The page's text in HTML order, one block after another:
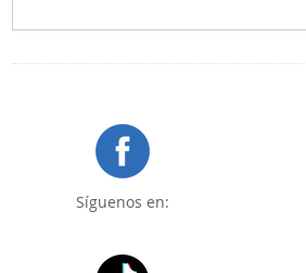
Síguenos en: